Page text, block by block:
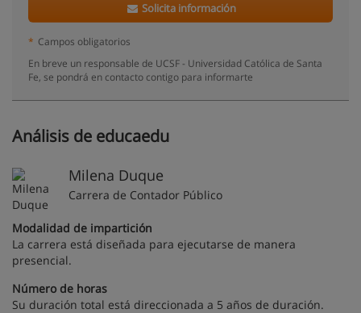
Solicita información
* Campos obligatorios
En breve un responsable de UCSF - Universidad Católica de Santa
Fe, se pondrá en contacto contigo para informarte
Análisis de educaedu
Milena Duque
Carrera de Contador Público
Modalidad de impartición
La carrera está diseñada para ejecutarse de manera
presencial.
Número de horas
Su duración total está direccionada a 5 años de duración.